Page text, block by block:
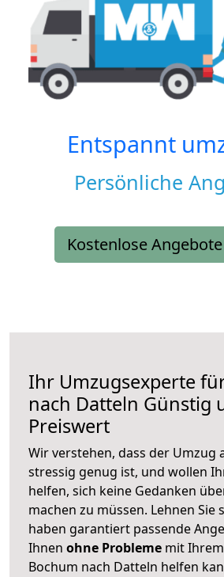
Entspannt
Persönliche
Kostenlose
Ihr Umzugsexperte
nach Datteln Günstig
Preiswert
Wir verstehen, dass der Umzug
stressig genug ist, und wollen
helfen, sich keine Gedanken
machen zu müssen. Lehnen Sie
haben garantiert passende
Ihnen ohne Probleme mit
Bochum nach Datteln helfen